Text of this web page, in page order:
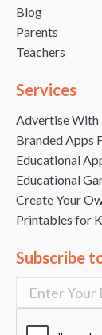
Blog
Parents
Teachers
Services
Advertise With
Branded Apps
Educational
Educational
Create Your
Printables for
Subscribe